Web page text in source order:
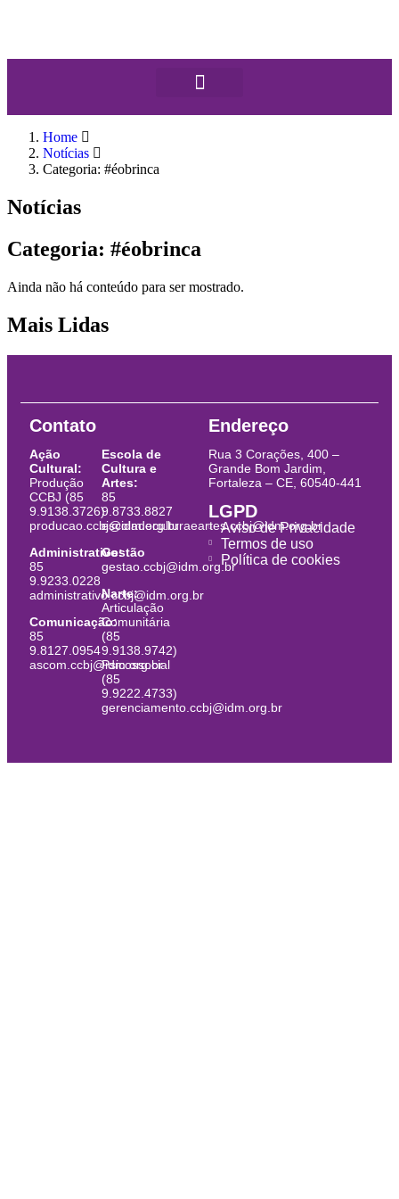
Home
Notícias
Categoria: #éobrinca
Notícias
Categoria: #éobrinca
Ainda não há conteúdo para ser mostrado.
Mais Lidas
Contato
Ação
Cultural:
Produção
CCBJ (85
9.9138.3726)
producao.ccbj@idm.org.br
Administrativo:
85
9.9233.0228
administrativo.ccbj@idm.org.br
Comunicação:
85
9.8127.0954
ascom.ccbj@idm.org.br
Escola de
Cultura e
Artes:
85
9.8733.8827
escoladeculturaeartes.ccbj@idm.org.br
Gestão
gestao.ccbj@idm.org.br
Narte:
Articulação
Comunitária
(85
9.9138.9742)
Psicossocial
(85
9.9222.4733)
gerenciamento.ccbj@idm.org.br
Endereço
Rua 3 Corações, 400 –
Grande Bom Jardim,
Fortaleza – CE, 60540-441
LGPD
Aviso de Privacidade
Termos de uso
Política de cookies